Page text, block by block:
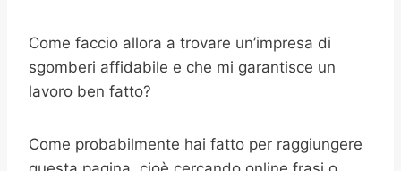
Come faccio allora a trovare un’impresa di
sgomberi affidabile e che mi garantisce un
lavoro ben fatto?
Come probabilmente hai fatto per raggiungere